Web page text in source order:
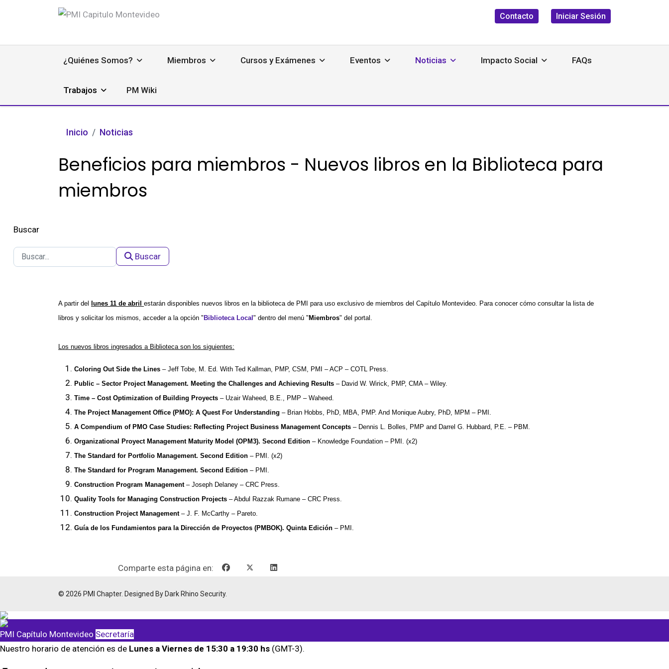
Contacto Iniciar Sesión
¿Quiénes Somos? Miembros Cursos y Exámenes Eventos Noticias Impacto Social FAQs
Trabajos PM Wiki
Inicio Noticias
Beneficios para miembros - Nuevos libros en la Biblioteca para
miembros
Buscar
Buscar
A partir del lunes 11 de abril estarán disponibles nuevos libros en la biblioteca de PMI para uso exclusivo de miembros del Capítulo Montevideo. Para conocer cómo consultar la lista de
libros y solicitar los mismos, acceder a la opción " Biblioteca Local " dentro del menú " Miembros" del portal.
Los nuevos libros ingresados a Biblioteca son los siguientes:
Coloring Out Side the Lines – Jeff Tobe, M. Ed. With Ted Kallman, PMP, CSM, PMI – ACP – COTL Press.
Public – Sector Project Management. Meeting the Challenges and Achieving Results – David W. Wirick, PMP, CMA – Wiley.
Time – Cost Optimization of Building Proyects – Uzair Waheed, B.E., PMP – Waheed.
The Project Management Office (PMO): A Quest For Understanding – Brian Hobbs, PhD, MBA, PMP. And Monique Aubry, PhD, MPM – PMI.
A Compendium of PMO Case Studies: Reflecting Project Business Management Concepts – Dennis L. Bolles, PMP and Darrel G. Hubbard, P.E. – PBM.
Organizational Proyect Management Maturity Model (OPM3). Second Edition – Knowledge Foundation – PMI. (x2)
The Standard for Portfolio Management. Second Edition – PMI. (x2)
The Standard for Program Management. Second Edition – PMI.
Construction Program Management– Joseph Delaney – CRC Press.
Quality Tools for Managing Construction Projects – Abdul Razzak Rumane – CRC Press.
Construction Project Management– J. F. McCarthy – Pareto.
Guía de los Fundamientos para la Dirección de Proyectos (PMBOK). Quinta Edición – PMI.
Comparte esta página en:
© 2026 PMI Chapter. Designed By Dark Rhino Security.
PMI Capítulo Montevideo Secretaría
Nuestro horario de atención es de Lunes a Viernes de 15:30 a 19:30 hs (GMT-3).